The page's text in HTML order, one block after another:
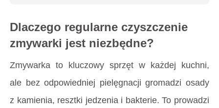
Dlaczego regularne czyszczenie
zmywarki jest niezbędne?
Zmywarka to kluczowy sprzęt w każdej kuchni,
ale bez odpowiedniej pielęgnacji gromadzi osady
z kamienia, resztki jedzenia i bakterie. To prowadzi